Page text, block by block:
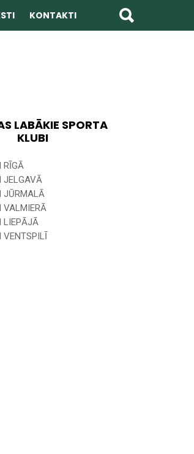
KONTAKTI
LABĀKIE SPORTA
KLUBI
RĪGĀ
JELGAVĀ
JŪRMALĀ
VALMIERĀ
LIEPĀJĀ
VENTSPILĪ